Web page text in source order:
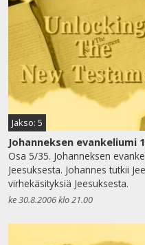
Jakso: 5
Johanneksen evankeliumi
Osa 5/35. Johanneksen
Jeesuksesta. Johannes tutkii
virhekäsityksiä Jeesuksesta.
ke 30.8.2006 klo 21.00